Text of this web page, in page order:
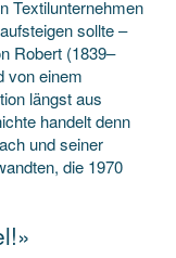
Textilunternehmen
sollte –
Robert (1839–
von einem
längst aus
handelt denn
und seiner
die 1970